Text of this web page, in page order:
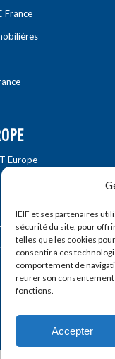
IEIF et ses partenaires
sécurité du site, pour
telles que les cookies
consentir à ces
comportement de
retirer son
fonctions.
Accepter
France
Europe
France